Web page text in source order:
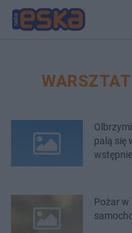
palą się
Pożar w